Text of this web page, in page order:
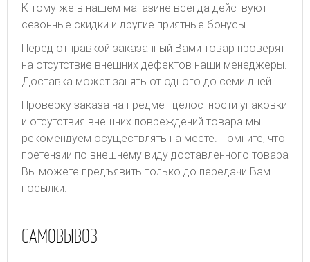
К тому же в нашем магазине всегда действуют
сезонные скидки и другие приятные бонусы.
Перед отправкой заказанный Вами товар проверят
на отсутствие внешних дефектов наши менеджеры.
Доставка может занять от одного до семи дней.
Проверку заказа на предмет целостности упаковки
и отсутствия внешних повреждений товара мы
рекомендуем осуществлять на месте. Помните, что
претензии по внешнему виду доставленного товара
Вы можете предъявить только до передачи Вам
посылки.
САМОВЫВОЗ